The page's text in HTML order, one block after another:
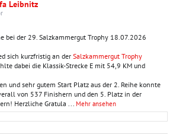
Leibnitz
bei der 29. Salzkammergut Trophy 18.07.2026
sich kurzfristig an der Salzkammergut Trophy
dabei die Klassik-Strecke E mit 54,9 KM und
und sehr gutem Start Platz aus der 2. Reihe konnte
von 537 Finishern und den 5. Platz in der
Herzliche Gratula ... Mehr ansehen